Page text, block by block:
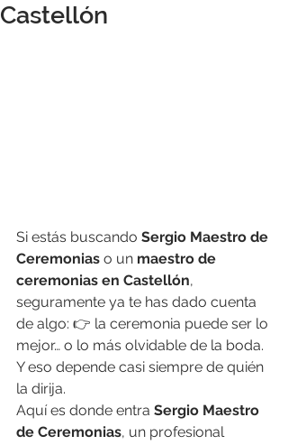
Castellón
Si estás buscando Sergio Maestro de
Ceremonias o un maestro de
ceremonias en Castellón,
seguramente ya te has dado cuenta
de algo: 👉 la ceremonia puede ser lo
mejor… o lo más olvidable de la boda.
Y eso depende casi siempre de quién
la dirija.
Aquí es donde entra Sergio Maestro
de Ceremonias, un profesional